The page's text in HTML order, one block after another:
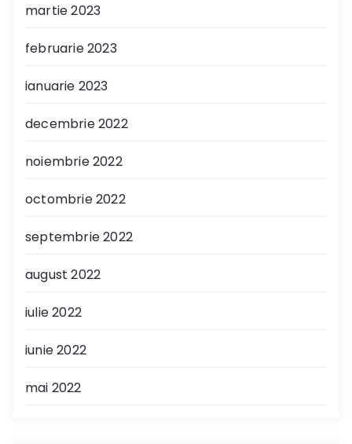
martie 2023
februarie 2023
ianuarie 2023
decembrie 2022
noiembrie 2022
octombrie 2022
septembrie 2022
august 2022
iulie 2022
iunie 2022
mai 2022